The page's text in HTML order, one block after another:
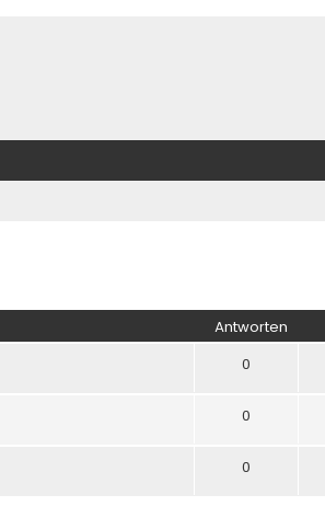
Antworten
0
0
0